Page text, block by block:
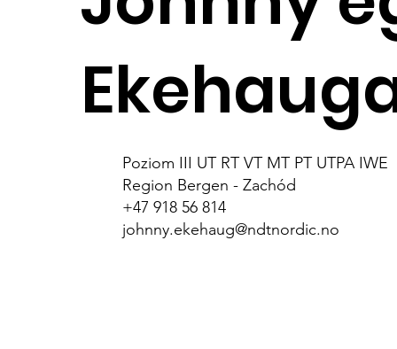
Poziom III UT RT VT MT PT UTPA IWE
Region Bergen - Zachód
+47 918 56 814
johnny.ekehaug@ndtnordic.no